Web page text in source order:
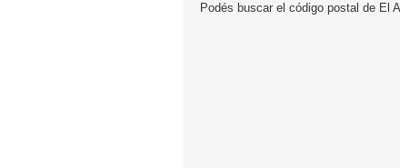
Podés buscar el código postal de El